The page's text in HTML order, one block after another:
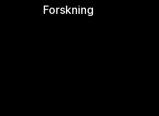
Forskning